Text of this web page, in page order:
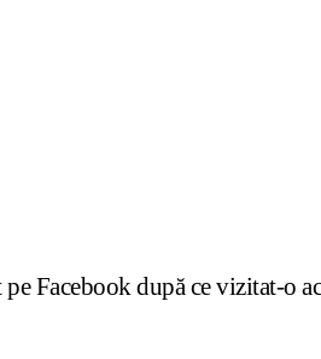
Facebook după ce vizitat-o